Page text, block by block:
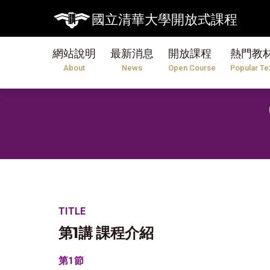
國立清華大學開放式課程
網站說明
About
最新消息
News
開放課程
Open Course
熱門教
Popular
TITLE
第1講 課程介紹
第1節